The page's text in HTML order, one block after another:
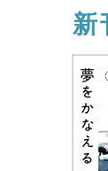
新